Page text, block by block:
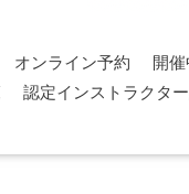
オンライン予約 開
認定インストラクタ